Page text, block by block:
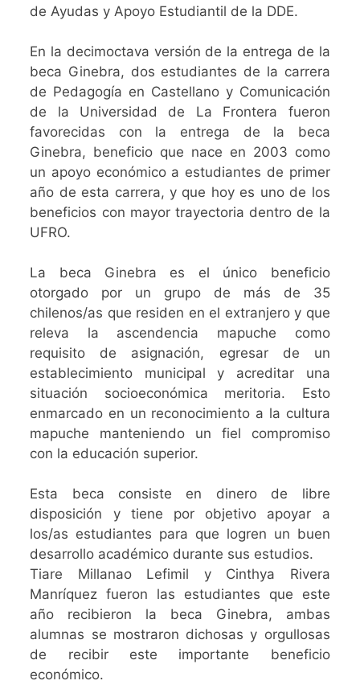
de Ayudas y Apoyo Estudiantil de la DDE.
En la decimoctava versión de la entrega de la
beca Ginebra, dos estudiantes de la carrera
de Pedagogía en Castellano y Comunicación
de la Universidad de La Frontera fueron
favorecidas con la entrega de la beca
Ginebra, beneficio que nace en 2003 como
un apoyo económico a estudiantes de primer
año de esta carrera, y que hoy es uno de los
beneficios con mayor trayectoria dentro de la
UFRO.
La beca Ginebra es el único beneficio
otorgado por un grupo de más de 35
chilenos/as que residen en el extranjero y que
releva la ascendencia mapuche como
requisito de asignación, egresar de un
establecimiento municipal y acreditar una
situación socioeconómica meritoria. Esto
enmarcado en un reconocimiento a la cultura
mapuche manteniendo un fiel compromiso
con la educación superior.
Esta beca consiste en dinero de libre
disposición y tiene por objetivo apoyar a
los/as estudiantes para que logren un buen
desarrollo académico durante sus estudios.
Tiare Millanao Lefimil y Cinthya Rivera
Manríquez fueron las estudiantes que este
año recibieron la beca Ginebra, ambas
alumnas se mostraron dichosas y orgullosas
de recibir este importante beneficio
económico.